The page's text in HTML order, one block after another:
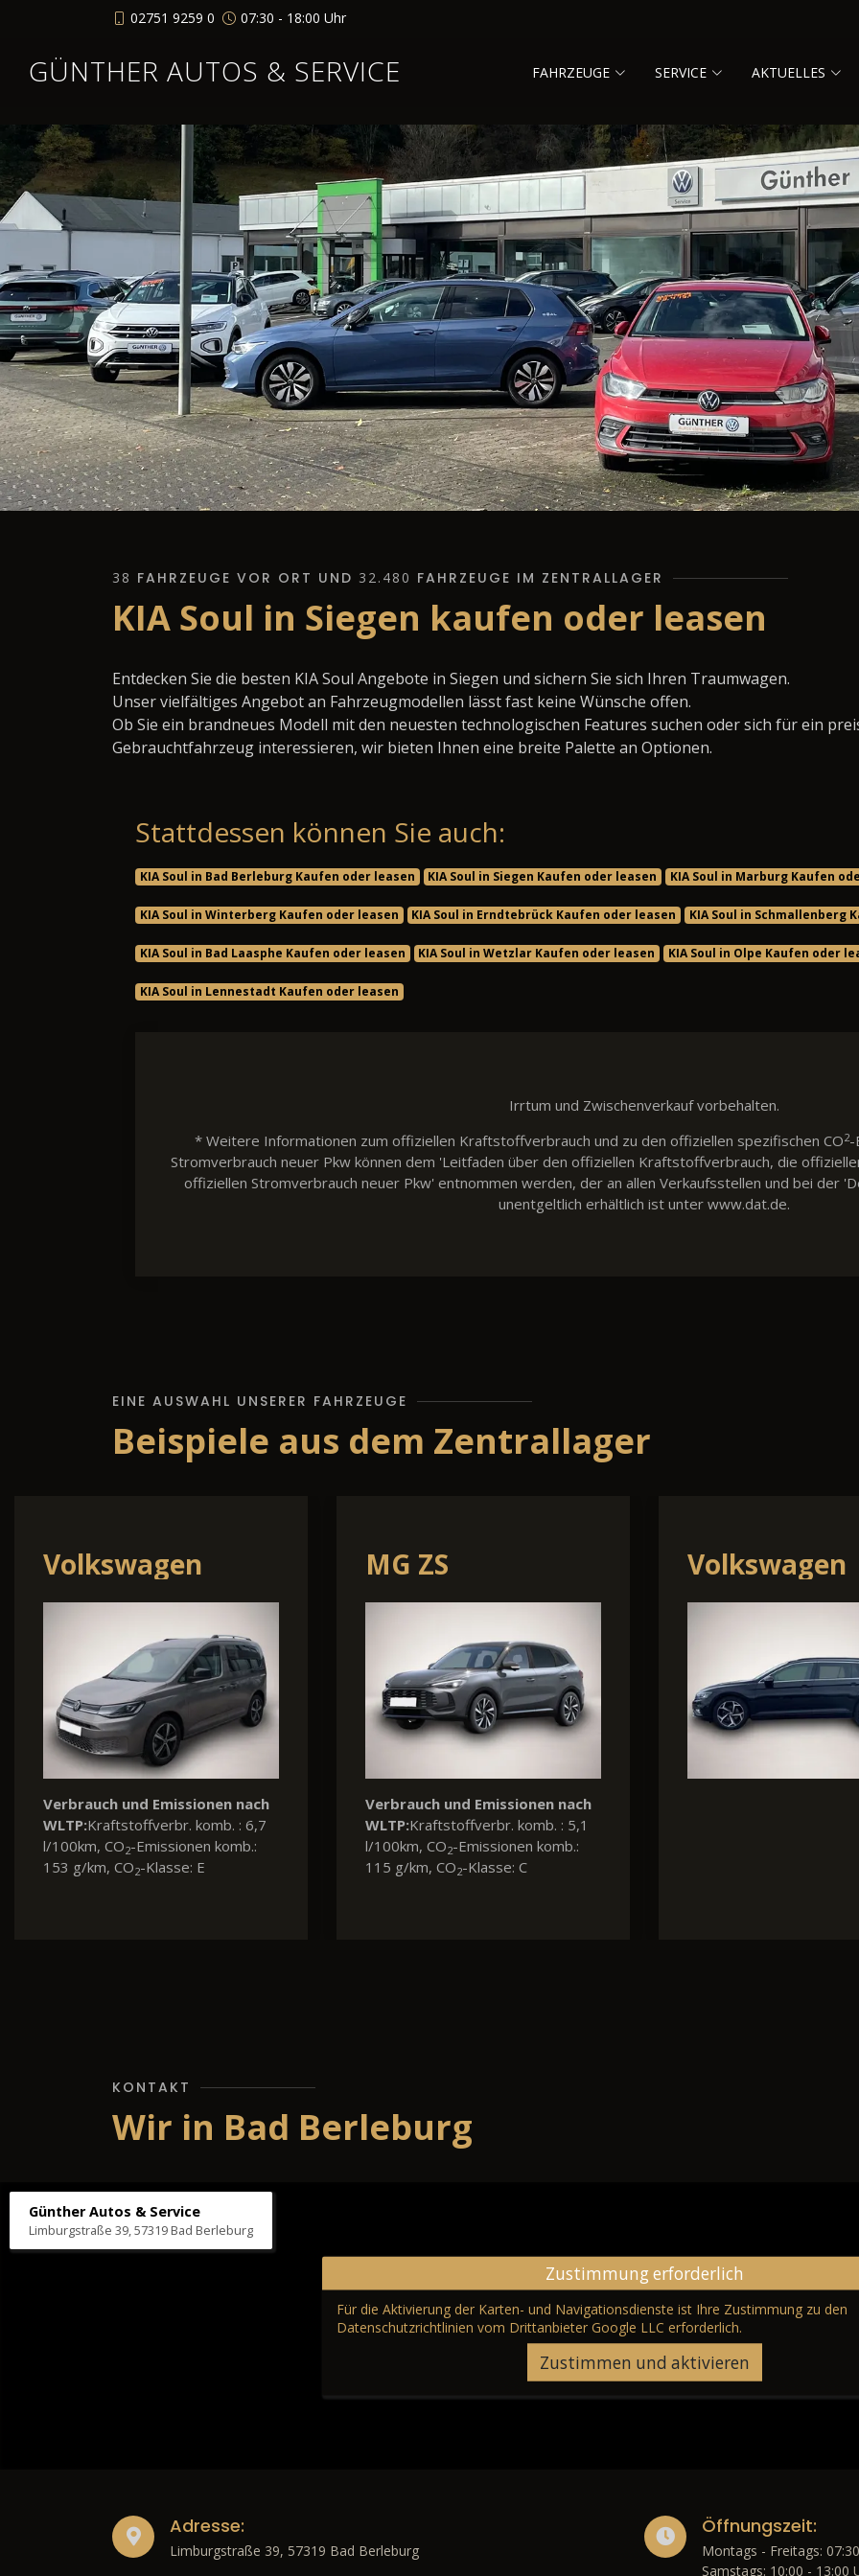
02751 9259 0 07:30 - 18:00 Uhr
GÜNTHER AUTOS & SERVICE FAHRZEUGE SERVICE AKTUELLES
38 FAHRZEUGE VOR ORT UND 32.480 FAHRZEUGE IM ZENTRALLAGER
KIA Soul in Siegen kaufen oder leasen
Entdecken Sie die besten KIA Soul Angebote in Siegen und sichern Sie sich Ihren Traumwagen.
Unser vielfältiges Angebot an Fahrzeugmodellen lässt fast keine Wünsche offen.
Ob Sie ein brandneues Modell mit den neuesten technologischen Features suchen oder sich für ein
Gebrauchtfahrzeug interessieren, wir bieten Ihnen eine breite Palette an Optionen.
Stattdessen können Sie auch:
KIA Soul in Bad Berleburg Kaufen oder leasen KIA Soul in Siegen Kaufen oder leasen KIA Soul in Marburg Kaufen
KIA Soul in Winterberg Kaufen oder leasen KIA Soul in Erndtebrück Kaufen oder leasen KIA Soul in Schmallenberg
KIA Soul in Bad Laasphe Kaufen oder leasen KIA Soul in Wetzlar Kaufen oder leasen KIA Soul in Olpe Kaufen oder
KIA Soul in Lennestadt Kaufen oder leasen
Irrtum und Zwischenverkauf vorbehalten.
* Weitere Informationen zum offiziellen Kraftstoffverbrauch und zu den offiziellen spezifischen CO2-
Stromverbrauch neuer Pkw können dem 'Leitfaden über den offiziellen Kraftstoffverbrauch, die
offiziellen Stromverbrauch neuer Pkw' entnommen werden, der an allen Verkaufsstellen und bei der
unentgeltlich erhältlich ist unter www.dat.de.
EINE AUSWAHL UNSERER FAHRZEUGE
Beispiele aus dem Zentrallager
nach
komb. : 7,5
komb.:
Dacia Jogger
Verbrauch und Emissionen nach
WLTP:Kraftstoffverbr. komb. : 5,8
l/100km, CO2
-Emissionen komb.:
132 g/km, CO
Caddy Maxi
Verbrauch und Emissionen nach
WLTP:Kraftstoffverbr. komb. : 6,8
l/100km, CO2
156 g/km, CO
KONTAKT
Wir in Bad Berleburg
Günther Autos & Service
Limburgstraße 39, 57319 Bad Berleburg
Zustimmung erforderlich
Für die Aktivierung der Karten- und Navigationsdienste ist Ihre Zustimmung zu den
Datenschutzrichtlinien vom Drittanbieter Google LLC erforderlich.
Zustimmen und aktivieren
Adresse:
Limburgstraße 39, 57319 Bad Berleburg
Öffnungszeit:
Montags - Freitags:
Samstags: 10:00 - 13:00